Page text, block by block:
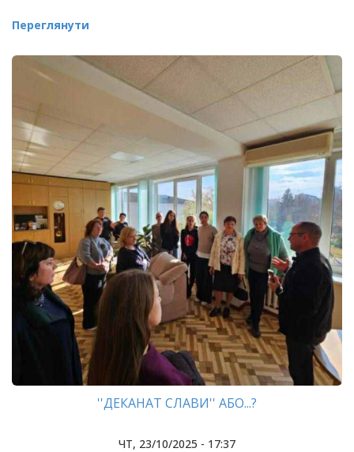
Переглянути
''ДЕКАНАТ СЛАВИ'' АБО...?
ЧТ, 23/10/2025 - 17:37